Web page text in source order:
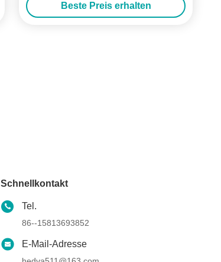
Schaltsignal Zurückfahren für Motorrad
Beste Preis erhalten
Schnellkontakt
Tel.
86--15813693852
E-Mail-Adresse